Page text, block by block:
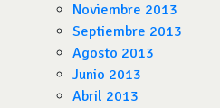
Noviembre 2013
Septiembre 2013
Agosto 2013
Junio 2013
Abril 2013